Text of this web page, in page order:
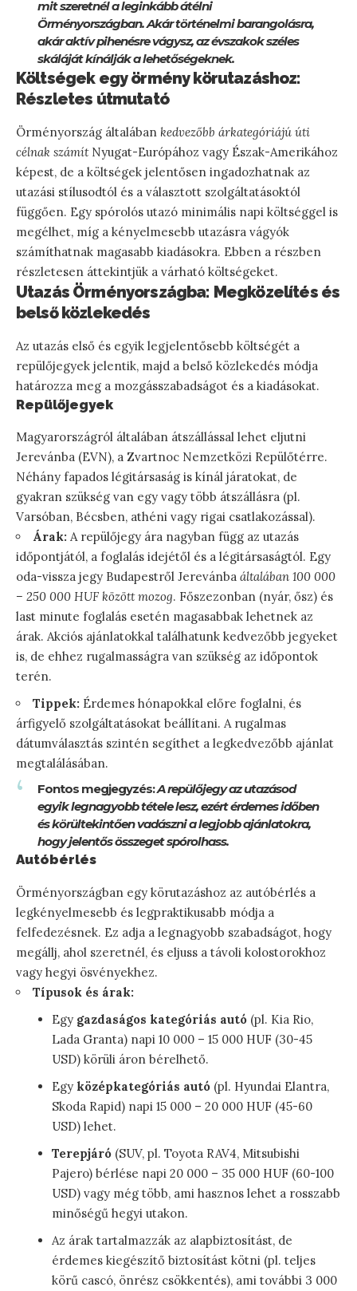
mit szeretnél a leginkább átélni
Örményországban. Akár történelmi barangolásra,
akár aktív pihenésre vágysz, az évszakok széles
skáláját kínálják a lehetőségeknek.
Költségek egy örmény körutazáshoz:
Részletes útmutató
Örményország általában kedvezőbb árkategóriájú úti
célnak számítNyugat-Európához vagy Észak-Amerikához
képest, de a költségek jelentősen ingadozhatnak az
utazási stílusodtól és a választott szolgáltatásoktól
függően. Egy spórolós utazó minimális napi költséggel is
megélhet, míg a kényelmesebb utazásra vágyók
számíthatnak magasabb kiadásokra. Ebben a részben
részletesen áttekintjük a várható költségeket.
Utazás Örményországba: Megközelítés és
belső közlekedés
Az utazás első és egyik legjelentősebb költségét a
repülőjegyek jelentik, majd a belső közlekedés módja
határozza meg a mozgásszabadságot és a kiadásokat.
Repülőjegyek
Magyarországról általában átszállással lehet eljutni
Jerevánba (EVN), a Zvartnoc Nemzetközi Repülőtérre.
Néhány fapados légitársaság is kínál járatokat, de
gyakran szükség van egy vagy több átszállásra (pl.
Varsóban, Bécsben, athéni vagy rigai csatlakozással).
Árak: A repülőjegy ára nagyban függ az utazás
időpontjától, a foglalás idejétől és a légitársaságtól. Egy
oda-vissza jegy Budapestről Jerevánba általában 100 000
– 250 000 HUF között mozog. Főszezonban (nyár, ősz) és
last minute foglalás esetén magasabbak lehetnek az
árak. Akciós ajánlatokkal találhatunk kedvezőbb jegyeket
is, de ehhez rugalmasságra van szükség az időpontok
terén.
Tippek: Érdemes hónapokkal előre foglalni, és
árfigyelő szolgáltatásokat beállítani. A rugalmas
dátumválasztás szintén segíthet a legkedvezőbb ajánlat
megtalálásában.
Fontos megjegyzés:A repülőjegy az utazásod
egyik legnagyobb tétele lesz, ezért érdemes időben
és körültekintően vadászni a legjobb ajánlatokra,
hogy jelentős összeget spórolhass.
Autóbérlés
Örményországban egy körutazáshoz az autóbérlés a
legkényelmesebb és legpraktikusabb módja a
felfedezésnek. Ez adja a legnagyobb szabadságot, hogy
megállj, ahol szeretnél, és eljuss a távoli kolostorokhoz
vagy hegyi ösvényekhez.
Típusok és árak:
Egy gazdaságos kategóriás autó (pl. Kia Rio,
Lada Granta) napi 10 000 – 15 000 HUF (30-45
USD) körüli áron bérelhető.
Egy középkategóriás autó (pl. Hyundai Elantra,
Skoda Rapid) napi 15 000 – 20 000 HUF (45-60
USD) lehet.
Terepjáró (SUV, pl. Toyota RAV4, Mitsubishi
Pajero) bérlése napi 20 000 – 35 000 HUF (60-100
USD) vagy még több, ami hasznos lehet a rosszabb
minőségű hegyi utakon.
Az árak tartalmazzák az alapbiztosítást, de
érdemes kiegészítő biztosítást kötni (pl. teljes
körű cascó, önrész csökkentés), ami további 3 000